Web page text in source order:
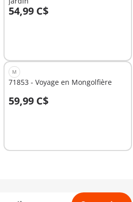
54,99 C$
M
71853 - Voyage en Mongolfière
59,99 C$